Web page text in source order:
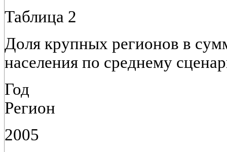
Таблица 2
Доля крупных регионов в
населения по среднему
Год
Регион
2005